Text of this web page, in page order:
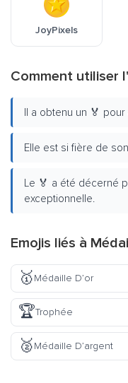
JoyPixels
Comment utiliser
Il a obtenu un 🏅
Elle est si fière de
Le 🏅 a été décerné
exceptionnelle.
Emojis liés à
🥇Médaille D’or
🏆Trophée
🥈Médaille D’argent